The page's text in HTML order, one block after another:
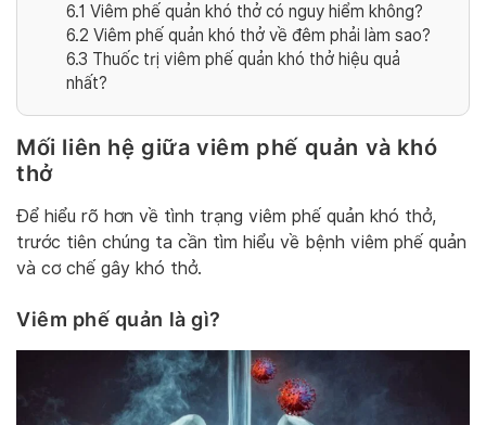
6.1 Viêm phế quản khó thở có nguy hiểm không?
6.2 Viêm phế quản khó thở về đêm phải làm sao?
6.3 Thuốc trị viêm phế quản khó thở hiệu quả
nhất?
Mối liên hệ giữa viêm phế quản và khó
thở
Để hiểu rõ hơn về tình trạng viêm phế quản khó thở,
trước tiên chúng ta cần tìm hiểu về bệnh viêm phế quản
và cơ chế gây khó thở.
Viêm phế quản là gì?